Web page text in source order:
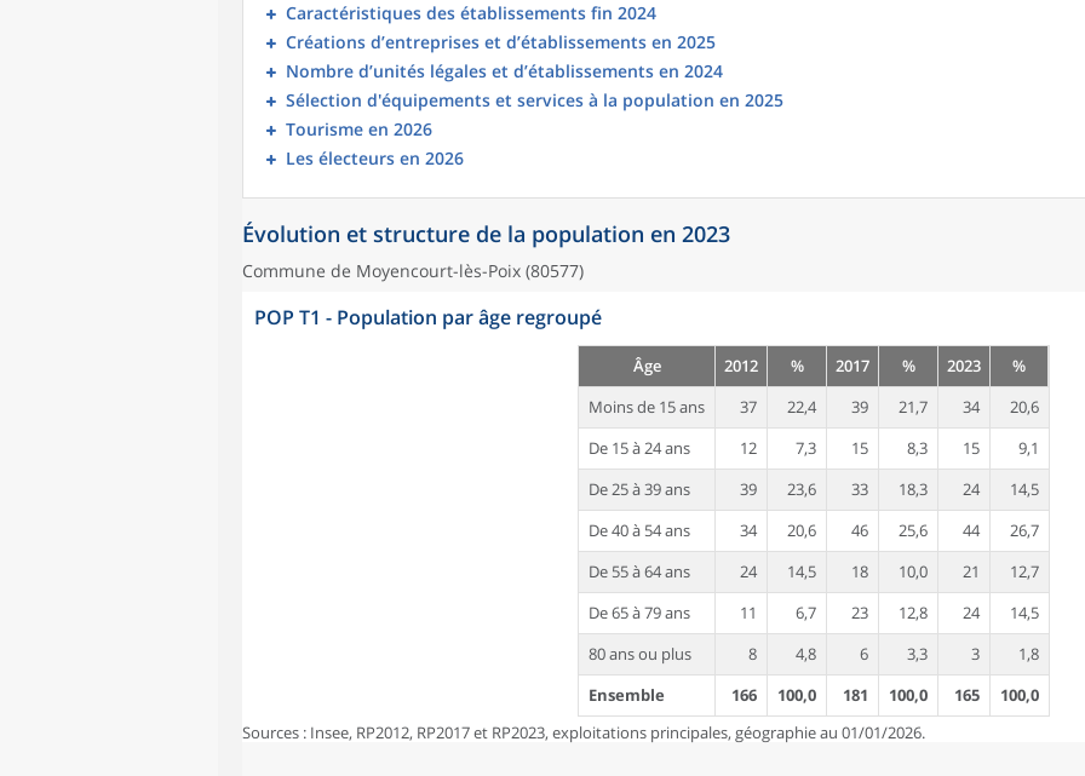
Caractéristiques des établissements fin 2024
Créations d’entreprises et d’établissements en 2025
Nombre d’unités légales et d’établissements en 2024
Sélection d'équipements et services à la population en 2025
Tourisme en 2026
Les électeurs en 2026
Évolution et structure de la population en 2023
Commune de Moyencourt-lès-Poix (80577)
POP T1 - Population par âge regroupé
Âge 2012 % 2017 % 2023
%
Moins de 15 ans
37 22,4 39 21,7 34
20,6
De 15 à 24 ans
12 7,3 15 8,3 15
9,1
De 25 à 39 ans
39 23,6 33 18,3 24
14,5
De 40 à 54 ans
34 20,6 46 25,6 44
26,7
De 55 à 64 ans
24 14,5 18 10,0 21
12,7
De 65 à 79 ans
11 6,7 23 12,8 24
14,5
80 ans ou plus
8 4,8 6 3,3 3
1,8
Ensemble
166 100,0 181 100,0 165
100,0
Sources : Insee, RP2012, RP2017 et RP2023, exploitations principales, géographie au 01/01/2026.